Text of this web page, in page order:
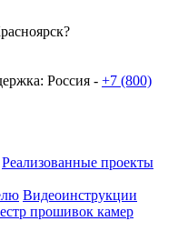
Россия - +7 (800)
Реализованные проекты
Видеоинструкции
прошивок камер